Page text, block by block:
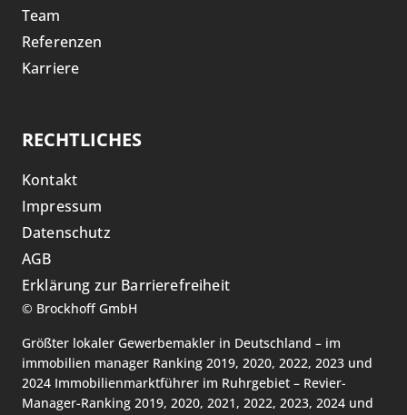
Team
Referenzen
Karriere
RECHTLICHES
Kontakt
Impressum
Datenschutz
AGB
Erklärung zur Barrierefreiheit
© Brockhoff GmbH
Größter lokaler Gewerbemakler in Deutschland – im
immobilien manager Ranking 2019, 2020, 2022, 2023 und
2024 Immobilienmarktführer im Ruhrgebiet – Revier-
Manager-Ranking 2019, 2020, 2021, 2022, 2023, 2024 und